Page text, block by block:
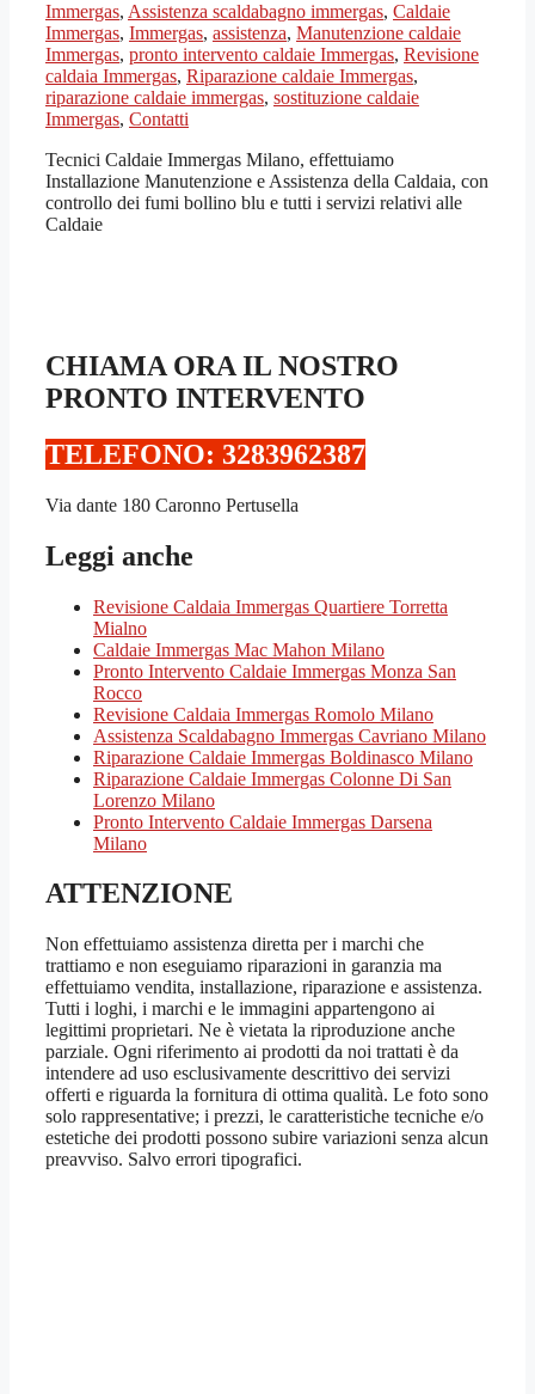
Immergas, Assistenza scaldabagno immergas, Caldaie
Immergas, Immergas, assistenza, Manutenzione caldaie
Immergas, pronto intervento caldaie Immergas, Revisione
caldaia Immergas, Riparazione caldaie Immergas,
riparazione caldaie immergas, sostituzione caldaie
Immergas, Contatti
Tecnici Caldaie Immergas Milano, effettuiamo
Installazione Manutenzione e Assistenza della Caldaia, con
controllo dei fumi bollino blu e tutti i servizi relativi alle
Caldaie
CHIAMA ORA IL NOSTRO
PRONTO INTERVENTO
TELEFONO: 3283962387‬
Via dante 180 Caronno Pertusella
Leggi anche
Revisione Caldaia Immergas Quartiere Torretta
Mialno
Caldaie Immergas Mac Mahon Milano
Pronto Intervento Caldaie Immergas Monza San
Rocco
Revisione Caldaia Immergas Romolo Milano
Assistenza Scaldabagno Immergas Cavriano Milano
Riparazione Caldaie Immergas Boldinasco Milano
Riparazione Caldaie Immergas Colonne Di San
Lorenzo Milano
Pronto Intervento Caldaie Immergas Darsena
Milano
ATTENZIONE
Non effettuiamo assistenza diretta per i marchi che
trattiamo e non eseguiamo riparazioni in garanzia ma
effettuiamo vendita, installazione, riparazione e assistenza.
Tutti i loghi, i marchi e le immagini appartengono ai
legittimi proprietari. Ne è vietata la riproduzione anche
parziale. Ogni riferimento ai prodotti da noi trattati è da
intendere ad uso esclusivamente descrittivo dei servizi
offerti e riguarda la fornitura di ottima qualità. Le foto sono
solo rappresentative; i prezzi, le caratteristiche tecniche e/o
estetiche dei prodotti possono subire variazioni senza alcun
preavviso. Salvo errori tipografici.